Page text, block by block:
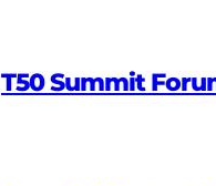
T50 Summit